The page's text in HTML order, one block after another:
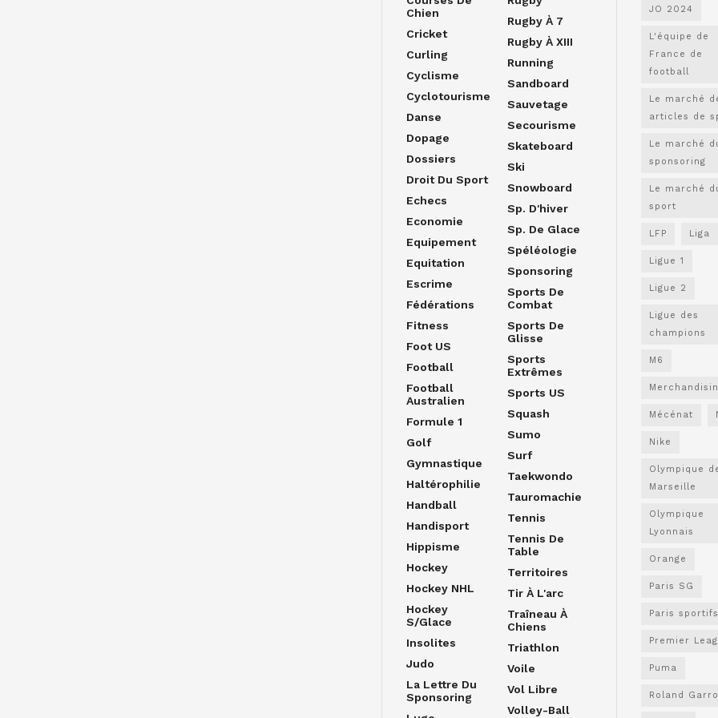
Chien
Cricket
Curling
Cyclisme
Cyclotourisme
Danse
Dopage
Dossiers
Droit Du Sport
Echecs
Economie
Equipement
Equitation
Escrime
Fédérations
Fitness
Foot US
Football
Football
Australien
Formule 1
Golf
Gymnastique
Haltérophilie
Handball
Handisport
Hippisme
Hockey
Hockey NHL
Hockey
S/glace
Insolites
Judo
La Lettre Du
Sponsoring
Rugby À 7
Rugby À XIII
Running
Sandboard
Sauvetage
Secourisme
Skateboard
Ski
Snowboard
Sp. D'hiver
Sp. De Glace
Spéléologie
Sponsoring
Sports De
Combat
Sports De
Glisse
Sports
Extrêmes
Sports US
Squash
Sumo
Surf
Taekwondo
Tauromachie
Tennis
Tennis De
Table
Territoires
Tir À L'arc
Traîneau À
Chiens
Triathlon
Voile
Vol Libre
Volley-Ball
JO 2024
L'équipe de
France de
football
Le marché
articles de
Le marché
sponsoring
Le marché
sport
LFP Liga
Ligue 1
Ligue 2
Ligue des
champions
M6
Mécénat
Nike
Olympique
Marseille
Olympique
Lyonnais
Orange
Paris SG
Paris sportifs
Premier
Puma
Roland